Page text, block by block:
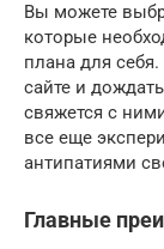
Вы можете
которые
плана для
сайте и
свяжется с
все еще
антипатиями
Главные